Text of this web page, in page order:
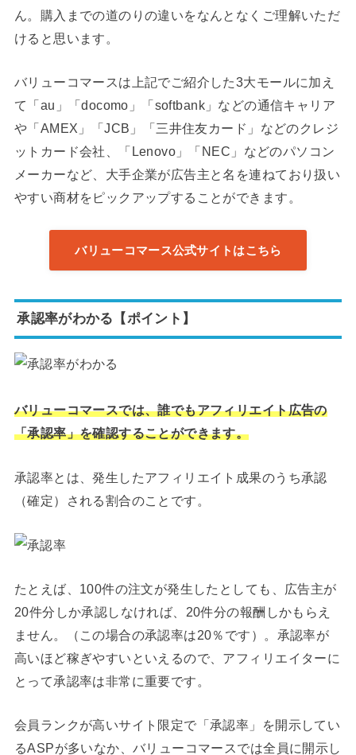
ん。購入までの道のりの違いをなんとなくご理解いただ
けると思います。
バリューコマースは上記でご紹介した3大モールに加え
て「au」「docomo」「softbank」などの通信キャリア
や「AMEX」「JCB」「三井住友カード」などのクレジ
ットカード会社、「Lenovo」「NEC」などのパソコン
メーカーなど、大手企業が広告主と名を連ねており扱い
やすい商材をピックアップすることができます。
バリューコマース公式サイトはこちら
承認率がわかる【ポイント】
バリューコマースでは、誰でもアフィリエイト広告の
「承認率」を確認することができます。
承認率とは、発生したアフィリエイト成果のうち承認
（確定）される割合のことです。
たとえば、100件の注文が発生したとしても、広告主が
20件分しか承認しなければ、20件分の報酬しかもらえ
ません。（この場合の承認率は20％です）。承認率が
高いほど稼ぎやすいといえるので、アフィリエイターに
とって承認率は非常に重要です。
会員ランクが高いサイト限定で「承認率」を開示してい
るASPが多いなか、バリューコマースでは全員に開示し